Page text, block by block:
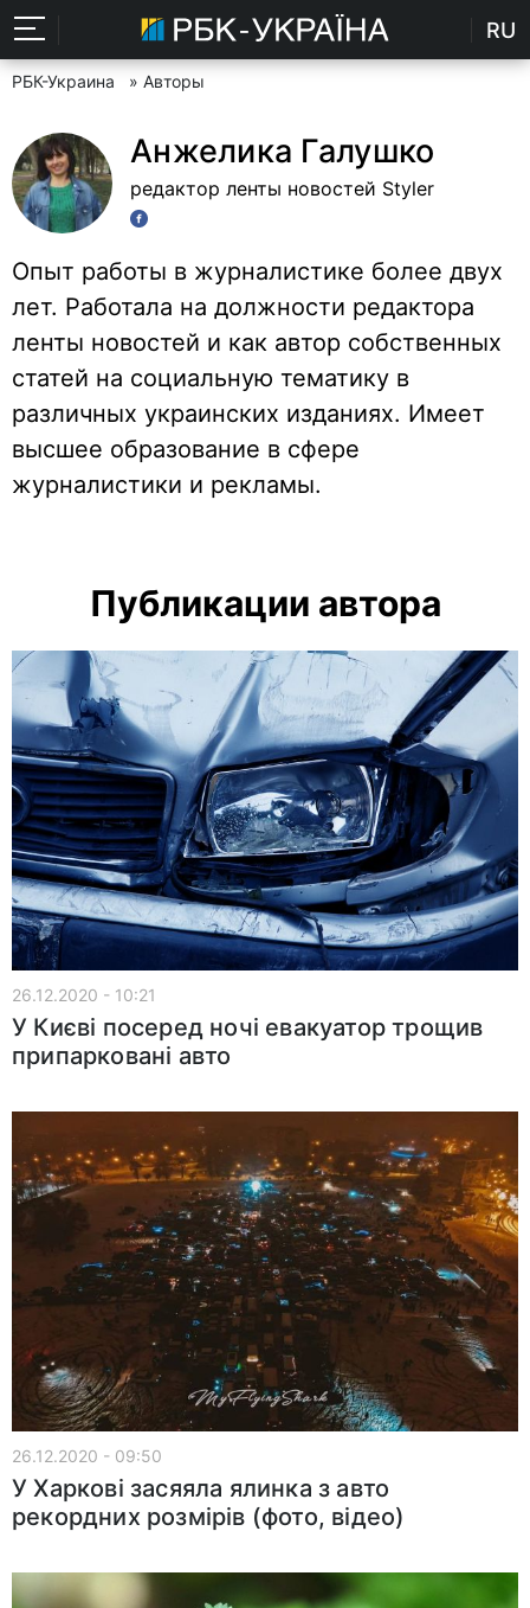
RU
РБК-Украина » Авторы
Анжелика Галушко
редактор ленты новостей Styler
Опыт работы в журналистике более двух
лет. Работала на должности редактора
ленты новостей и как автор собственных
статей на социальную тематику в
различных украинских изданиях. Имеет
высшее образование в сфере
журналистики и рекламы.
Публикации автора
26.12.2020 - 10:21
У Києві посеред ночі евакуатор трощив
припарковані авто
26.12.2020 - 09:50
У Харкові засяяла ялинка з авто
рекордних розмірів (фото, відео)